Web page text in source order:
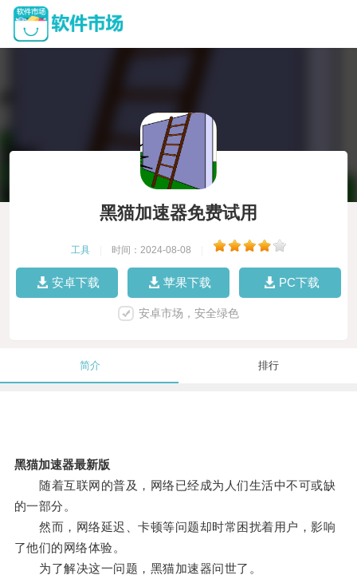
黑猫加速器免费试用
工具 时间：2024-08-08
安卓下载 苹果下载 PC下载
安卓市场，安全绿色
简介 排行
黑猫加速器最新版
随着互联网的普及，网络已经成为人们生活中不可或缺
的一部分。
然而，网络延迟、卡顿等问题却时常困扰着用户，影响
了他们的网络体验。
为了解决这一问题，黑猫加速器问世了。